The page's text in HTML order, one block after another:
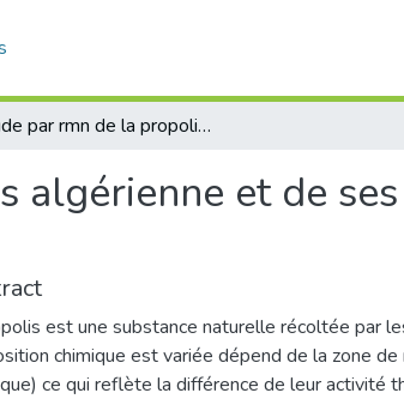
Etude par rmn de la propolis algérienne et de ses complexes d’inclusion avec la cyclodextrine
et de
est une substance naturelle récoltée par
chimique est variée dépend de la zone
ce qui reflète la différence de leur activité